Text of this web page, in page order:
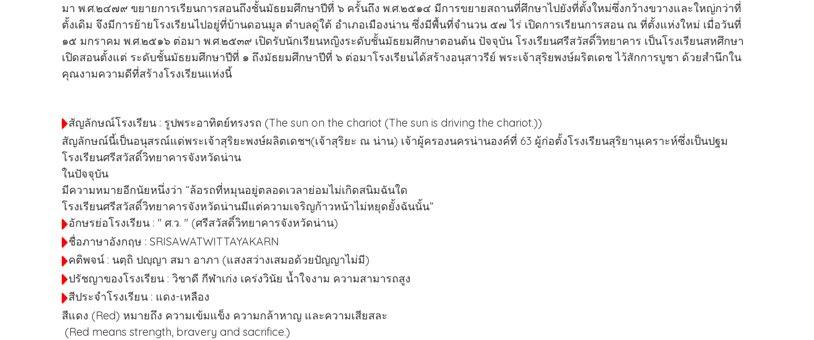
มา พ.ศ.๒๔๗๙ ขยายการเรียนการสอนถึงชั้นมัธยมศึกษาปีที่ ๖ ครั้นถึง พ.ศ.๒๕๑๔ มีการขยายสถานที่ศึกษาไปยังที่ตั้งใหม่ซึ่งกว้างขวางและใหญ่กว่าที่
ตั้งเดิม จึงมีการย้ายโรงเรียนไปอยู่ที่บ้านดอนมูล ตำบลดู่ใต้ อำเภอเมืองน่าน ซึ่งมีพื้นที่จำนวน ๕๗ ไร่ เปิดการเรียนการสอน ณ ที่ตั้งแห่งใหม่ เมื่อวันที่
๑๕ มกราคม พ.ศ.๒๕๑๖ ต่อมา พ.ศ.๒๕๓๙ เปิดรับนักเรียนหญิงระดับชั้นมัธยมศึกษาตอนต้น ปัจจุบัน โรงเรียนศรีสวัสดิ์วิทยาคาร เป็นโรงเรียนสหศึกษา
เปิดสอนตั้งแต่ ระดับชั้นมัธยมศึกษาปีที่ ๑ ถึงมัธยมศึกษาปีที่ ๖ ต่อมาโรงเรียนได้สร้างอนุสาวรีย์ พระเจ้าสุริยพงษ์ผริตเดช ไว้สักการบูชา ด้วยสำนึกใน
คุณงามความดีที่สร้างโรงเรียนแห่งนี้
สัญลักษณ์โรงเรียน : รูปพระอาทิตย์ทรงรถ (The sun on the chariot (The sun is driving the chariot.))
สัญลักษณ์นี้เป็นอนุสรณ์แด่พระเจ้าสุริยะพงษ์ผลิตเดชฯ(เจ้าสุริยะ ณ น่าน) เจ้าผู้ครองนครน่านองค์ที่ 63 ผู้ก่อตั้งโรงเรียนสุริยานุเคราะห์ซึ่งเป็นปฐม
โรงเรียนศรีสวัสดิ์วิทยาคารจังหวัดน่าน
ในปัจจุบัน
มีความหมายอีกนัยหนึ่งว่า “ล้อรถที่หมุนอยู่ตลอดเวลาย่อมไม่เกิดสนิมฉันใด
โรงเรียนศรีสวัสดิ์วิทยาคารจังหวัดน่านมีแต่ความเจริญก้าวหน้าไม่หยุดยั้งฉันนั้น”
อักษรย่อโรงเรียน : " ศ.ว. " (ศรีสวัสดิ์วิทยาคารจังหวัดน่าน)
ชื่อภาษาอังกฤษ : SRISAWATWITTAYAKARN
คติพจน์ : นตฺถิ ปญฺญา สมา อาภา (แสงสว่างเสมอด้วยปัญญาไม่มี)
ปรัชญาของโรงเรียน : วิชาดี กีฬาเก่ง เคร่งวินัย น้ำใจงาม ความสามารถสูง
สีประจำโรงเรียน : แดง-เหลือง
สีแดง (Red) หมายถึง ความเข้มแข็ง ความกล้าหาญ และความเสียสละ
(Red means strength, bravery and sacrifice.)